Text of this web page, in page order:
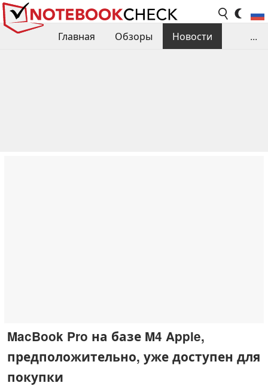
Главная Обзоры
Новости
...
MacBook Pro на базе M4 Apple,
предположительно, уже доступен для
покупки